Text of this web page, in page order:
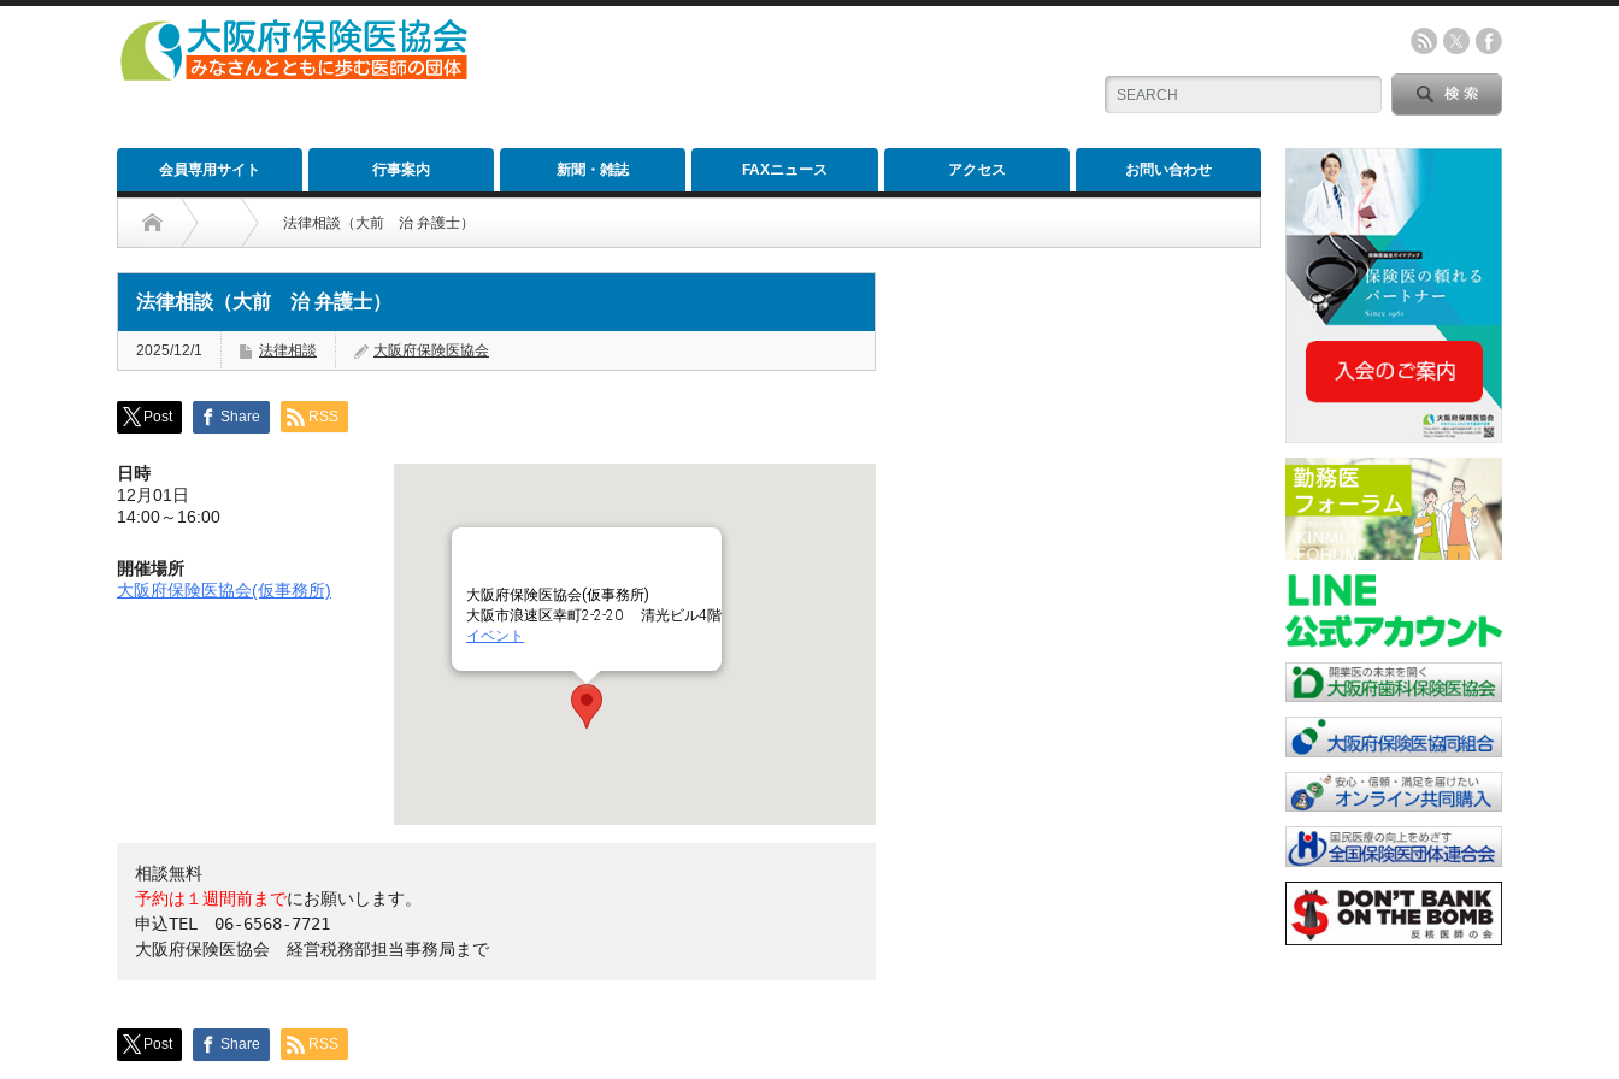
会員専用サイト 行事案内 新聞・雑誌 FAXニュース アクセス お問い合わせ
法律相談（大前 治 弁護士）
法律相談（大前 治 弁護士）
2025/12/1 法律相談 大阪府保険医協会
Post Share RSS
大阪府保険医協会(仮事務所)
大阪市浪速区幸町2-2-20 清光ビル4階
イベント
日時
12月01日
14:00～16:00
開催場所
大阪府保険医協会(仮事務所)
予約は１週間前までにお願いします。
申込TEL　06-6568-7721
Post Share RSS